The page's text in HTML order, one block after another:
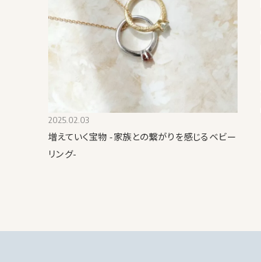
2025.02.03
増えていく宝物 -家族との繋がりを感じるベビー
リング-